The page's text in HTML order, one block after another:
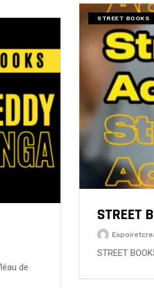
STREET BOOKS
STREET
STREET
de